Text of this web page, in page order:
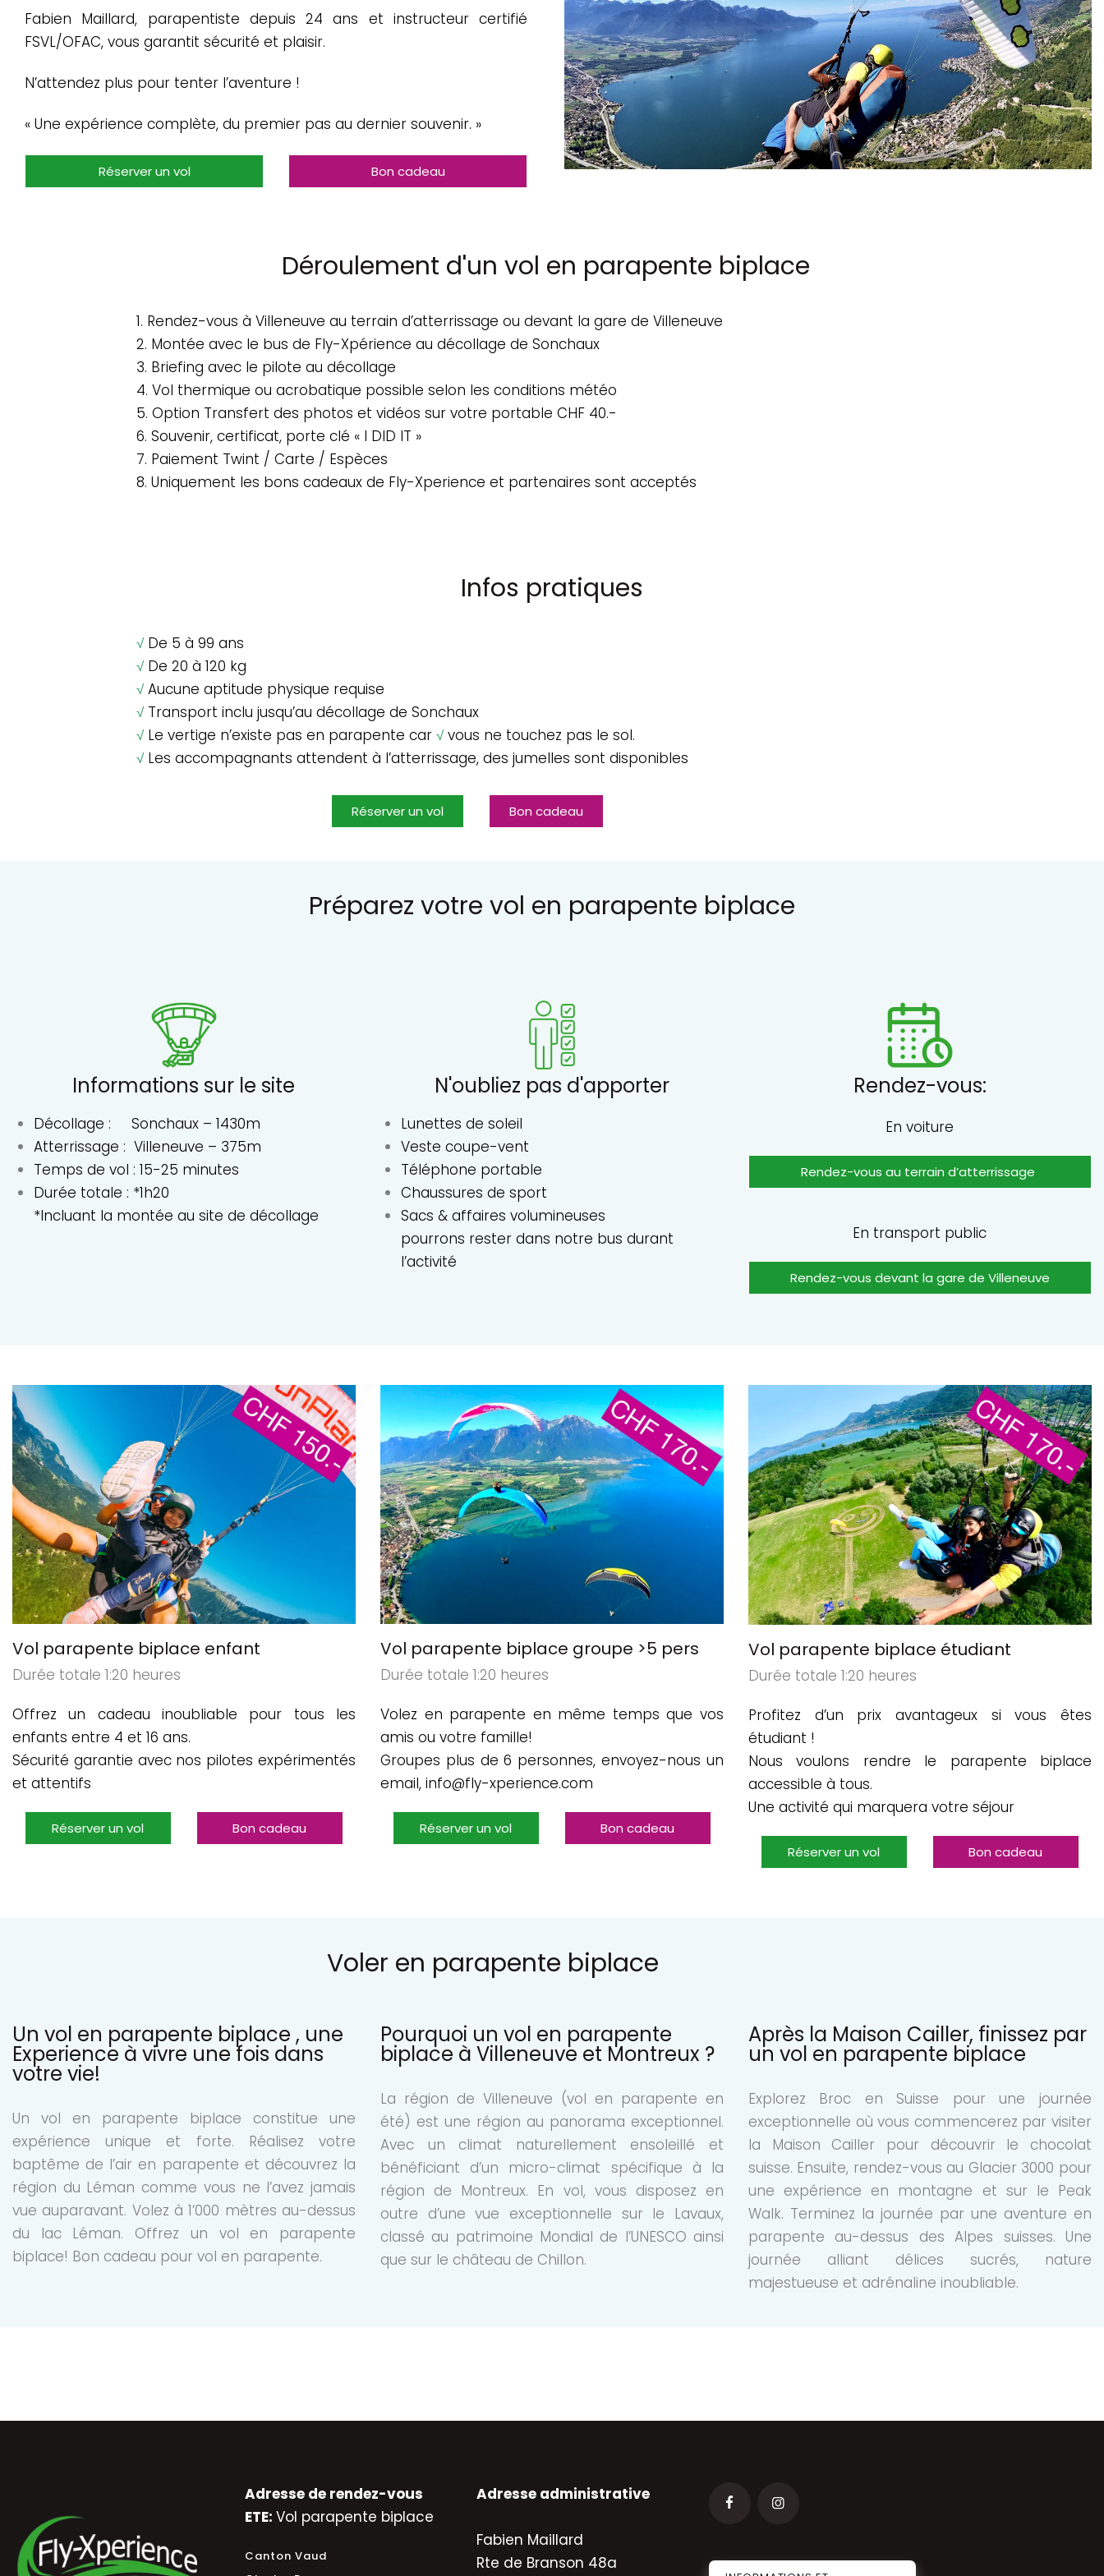
Fabien Maillard, parapentiste depuis 24 ans et instructeur certifié
FSVL/OFAC, vous garantit sécurité et plaisir.
N’attendez plus pour tenter l’aventure !
« Une expérience complète, du premier pas au dernier souvenir. »
Réserver un vol Bon cadeau
Déroulement d'un vol en parapente biplace
1. Rendez-vous à Villeneuve au terrain d’atterrissage ou devant la gare de Villeneuve
2. Montée avec le bus de Fly-Xpérience au décollage de Sonchaux
3. Briefing avec le pilote au décollage
4. Vol thermique ou acrobatique possible selon les conditions météo
5. Option Transfert des photos et vidéos sur votre portable CHF 40.-
6. Souvenir, certificat, porte clé « I DID IT »
7. Paiement Twint / Carte / Espèces
8. Uniquement les bons cadeaux de Fly-Xperience et partenaires sont acceptés
Infos pratiques
√ De 5 à 99 ans
√De 20 à 120 kg
√Aucune aptitude physique requise
√ Transport inclu jusqu’au décollage de Sonchaux
√Le vertige n’existe pas en parapente car √vous ne touchez pas le sol.
√Les accompagnants attendent à l’atterrissage, des jumelles sont disponibles
Réserver un vol Bon cadeau
Préparez votre vol en parapente biplace
Informations sur le site
Décollage : Sonchaux – 1430m
Atterrissage : Villeneuve – 375m
Temps de vol : 15-25 minutes
Durée totale : *1h20
*Incluant la montée au site de décollage
N'oubliez pas d'apporter
Lunettes de soleil
Veste coupe-vent
Téléphone portable
Chaussures de sport
Sacs & affaires volumineuses
pourrons rester dans notre bus durant
l’activité
Rendez-vous:
En voiture
Rendez-vous au terrain d’atterrissage
En transport public
Rendez-vous devant la gare de Villeneuve
Vol parapente biplace enfant
Durée totale 1:20 heures
Offrez un cadeau inoubliable pour tous les
enfants entre 4 et 16 ans.
Sécurité garantie avec nos pilotes expérimentés
et attentifs
Réserver un vol Bon cadeau
Vol parapente biplace groupe >5 pers
Durée totale 1:20 heures
Volez en parapente en même temps que vos
amis ou votre famille!
Groupes plus de 6 personnes, envoyez-nous un
email, info@fly-xperience.com
Réserver un vol Bon cadeau
Vol parapente biplace étudiant
Durée totale 1:20 heures
Profitez d’un prix avantageux si vous êtes
étudiant !
Nous voulons rendre le parapente biplace
accessible à tous.
Une activité qui marquera votre séjour
Réserver un vol Bon cadeau
Voler en parapente biplace
Un vol en parapente biplace , une
Experience à vivre une fois dans
votre vie!
Un vol en parapente biplace constitue une
expérience unique et forte. Réalisez votre
baptême de l’air en parapente et découvrez la
région du Léman comme vous ne l’avez jamais
vue auparavant. Volez à 1’000 mètres au-dessus
du lac Léman. Offrez un vol en parapente
biplace! Bon cadeau pour vol en parapente.
Pourquoi un vol en parapente
biplace à Villeneuve et Montreux ?
La région de Villeneuve (vol en parapente en
été) est une région au panorama exceptionnel.
Avec un climat naturellement ensoleillé et
bénéficiant d’un micro-climat spécifique à la
région de Montreux. En vol, vous disposez en
outre d’une vue exceptionnelle sur le Lavaux,
classé au patrimoine Mondial de l’UNESCO ainsi
que sur le château de Chillon.
Après la Maison Cailler, finissez par
un vol en parapente biplace
Explorez Broc en Suisse pour une journée
exceptionnelle où vous commencerez par visiter
la Maison Cailler pour découvrir le chocolat
suisse. Ensuite, rendez-vous au Glacier 3000 pour
une expérience en montagne et sur le Peak
Walk. Terminez la journée par une aventure en
parapente au-dessus des Alpes suisses. Une
journée alliant délices sucrés, nature
majestueuse et adrénaline inoubliable.
Adresse de rendez-vous
ETE: Vol parapente biplace
Canton Vaud
Adresse administrative
Fabien Maillard
Rte de Branson 48a